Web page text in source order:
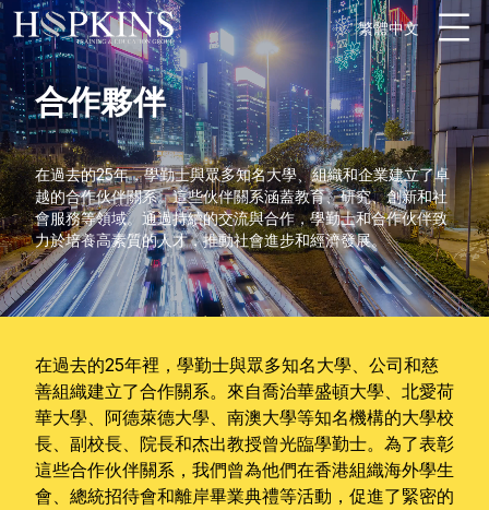
繁體中文
合作夥伴
在過去的25年，學勤士與眾多知名大學、組織和企業建立了卓
越的合作伙伴關系。這些伙伴關系涵蓋教育、研究、創新和社
會服務等領域。通過持續的交流與合作，學勤士和合作伙伴致
力於培養高素質的人才，推動社會進步和經濟發展。
在過去的25年裡，學勤士與眾多知名大學、公司和慈
善組織建立了合作關系。來自喬治華盛頓大學、北愛荷
華大學、阿德萊德大學、南澳大學等知名機構的大學校
長、副校長、院長和杰出教授曾光臨學勤士。為了表彰
這些合作伙伴關系，我們曾為他們在香港組織海外學生
會、總統招待會和離岸畢業典禮等活動，促進了緊密的